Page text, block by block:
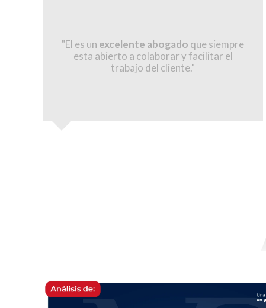
"El es un excelente abogado que siempre
esta abierto a colaborar y facilitar el
trabajo del cliente."